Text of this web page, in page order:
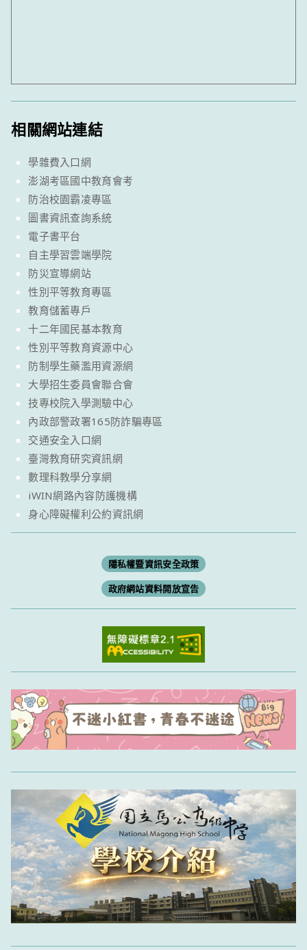
相關網站連結
學雜費入口網
澎湖考區國中教育會考
防治校園霸凌專區
圖書資訊查詢系統
電子書平台
自主學習雲端學院
防災宣導網站
性別平等教育專區
教育儲蓄專戶
十二年國民基本教育
性別平等教育資源中心
防制學生藥濫用資源網
大學招生委員會聯合會
技專校院入學測驗中心
內政部警政署165防詐騙專區
交通安全入口網
臺灣教育研究資訊網
數理科教學分享網
iWIN網路內容防護機構
身心障礙權利公約資訊網
隱私權暨資訊安全政策
政府網站資料開放宣告